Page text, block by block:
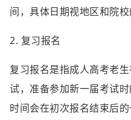
间，具体日期视地区和院校
2. 复习报名
复习报名是指成人高考老
试，准备参加新一届考试
时间会在初次报名结束后